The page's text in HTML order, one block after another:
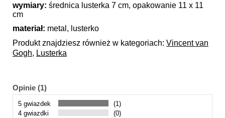
wymiary: średnica lusterka 7 cm, opakowanie 11 x 11
cm
materiał: metal, lusterko
Produkt znajdziesz również w kategoriach: Vincent van
Gogh, Lusterka
Opinie (1)
5 gwiazdek
(1)
4 gwiazdki
(0)